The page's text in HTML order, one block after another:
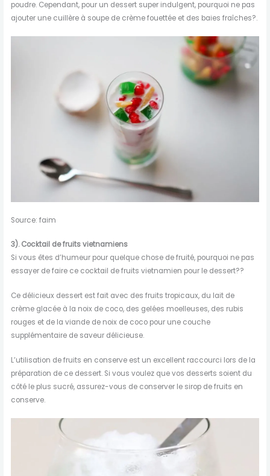
poudre. Cependant, pour un dessert super indulgent, pourquoi ne pas
ajouter une cuillère à soupe de crème fouettée et des baies fraîches?.
Source: faim
3). Cocktail de fruits vietnamiens
Si vous êtes d’humeur pour quelque chose de fruité, pourquoi ne pas
essayer de faire ce cocktail de fruits vietnamien pour le dessert??
Ce délicieux dessert est fait avec des fruits tropicaux, du lait de
crème glacée à la noix de coco, des gelées moelleuses, des rubis
rouges et de la viande de noix de coco pour une couche
supplémentaire de saveur délicieuse.
L’utilisation de fruits en conserve est un excellent raccourci lors de la
préparation de ce dessert. Si vous voulez que vos desserts soient du
côté le plus sucré, assurez-vous de conserver le sirop de fruits en
conserve.